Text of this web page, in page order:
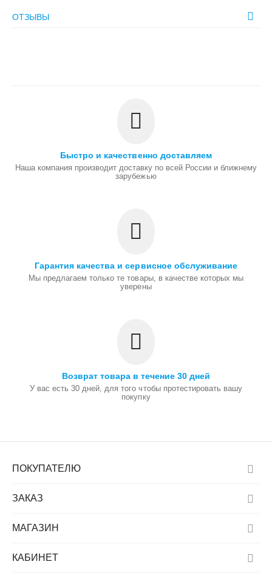
ОТЗЫВЫ
Быстро и качественно доставляем
Наша компания производит доставку по всей России и ближнему
зарубежью
Гарантия качества и сервисное обслуживание
Мы предлагаем только те товары, в качестве которых мы
уверены
Возврат товара в течение 30 дней
У вас есть 30 дней, для того чтобы протестировать вашу
покупку
ПОКУПАТЕЛЮ
ЗАКАЗ
МАГАЗИН
КАБИНЕТ